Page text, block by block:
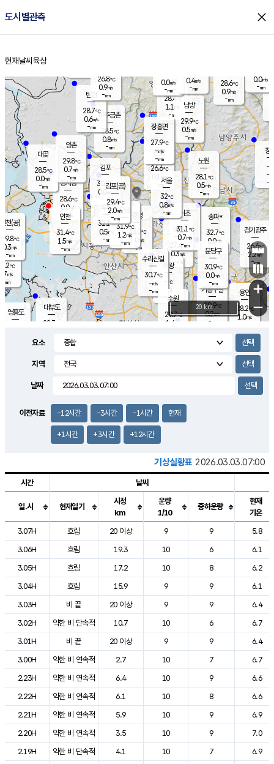
도시별관측 close
홈
현재날씨 육상
의도
℃
m/s
mm
영흥도
양주
28.4℃
1.1
-mm
과천
27.4℃
0.3m/s
- mm
용인
28.2℃
1.0m/s
경기광주
26.6℃
2.2m/s
-mm
0.2m/s
대부도
28.3
경서동
28.6℃
0.0m/s
-mm
파주금촌
28.5℃
0.8m/s
-mm
28.6℃
0.9m/s
-mm
대곶
28.5℃
0.0m/s
-mm
창
-
-m/
-
탄현
28.7℃
0.6m/s
-mm
0.0m/s
-mm
의왕
- ℃
m/s
mm
김포
30.0℃
0.0 m/s
mm
광명
33.0
℃
1.0 m/s
-mm
부천
32.1℃
0.5m/s
-mm
양촌
29.8℃
0.7m/s
-mm
구로
31.9℃
1.2m/s
-mm
은평
26.6℃
0.1 m/s
- mm
노원
28.1℃
0.5m/s
-mm
송파*
32.7℃
0.0m/s
-mm
서초
31.1℃
0.7m/s
-mm
남방
29.9℃
0.5m/s
-mm
기흥구갈
29.9℃
0.2m/s
-
수리산길
30.7℃
-m/s
-mm
분당구
30.9℃
0.0m/s
-mm
장흥면
27.9℃
-m/s
-mm
0.0m/s
-mm
인천(공)
29.8℃
0.3m/s
-mm
김포(공)
29.4℃
2.0m/s
-mm
수원
29.7℃
1.4 m/s
인천
31.4℃
1.5m/s
-mm
서울
32℃
0.8m/s
-mm
26.8℃
0.9m/s
-mm
0.4m/s
-mm
+
−
20 km
요소
지역
날짜
이전자료 -12시간 -3시간 -1시간 현재
+1시간 +3시간 +12시간
기상실황표 2026.03.03.07:00
도시별 기상실황표로 지점, 날씨, 기온, 강수, 바람, 기압등을 안내한 표입
시간 날씨
일.시 현재일기
시정
km
운량
1/10
중하운량
현재
기온
3.07H
흐림 20 이상 9 9
5.8
3.06H
흐림 19.3 10 6
6.1
3.05H
흐림 17.2 10 8
6.2
3.04H
흐림 15.9 9 9
6.1
3.03H
비 끝 20 이상 9 9
6.4
3.02H
약한 비 단속적 10.7 10 6
6.7
3.01H
비 끝 20 이상 9 9
6.4
3.00H
약한 비 연속적 2.7 10 7
6.7
2.23H
약한 비 연속적 6.4 10 9
6.6
2.22H
약한 비 연속적 6.1 10 8
6.6
2.21H
약한 비 연속적 5.9 10 9
6.9
2.20H
약한 비 연속적 3.5 10 9
7.0
2.19H
약한 비 단속적 4.1 10 7
6.9